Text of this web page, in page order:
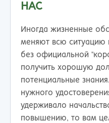
НАС
Иногда жизненные
меняют всю ситуацию
без официальной
получить хорошую
потенциальные
нужного
удерживало
повышению, то вам